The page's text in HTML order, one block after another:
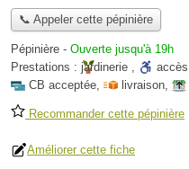
📞 Appeler cette pépinière
Pépinière - Ouverte jusqu'à 19h
Prestations : jardinerie , accès
CB acceptée, livraison,
Recommander cette pépinière
Améliorer cette fiche